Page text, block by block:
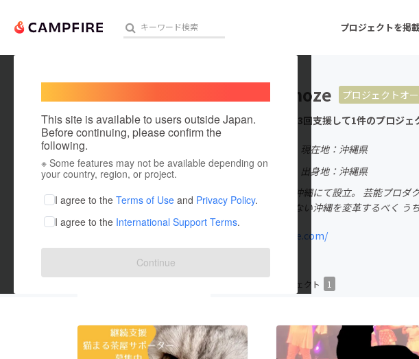
プロジェクトを掲
人気のプロジェクト 注目のリターン 注目の新
アート・写真 音楽
テクノロジー・ガジェット
ゲーム・サービス
映像・映画
ビジネス・起業
まちづくり・地域活性化
CAMPFIRE for
CAMPFIREふるさと
This site is available to users outside Japan.
Before continuing, please confirm the
following.
※ Some features may not be available depending on
your country, region, or project.
I agree to the Terms of Use and Privacy Policy.
I agree to the International Support Terms.
Continue
gekidanoze
プロジェクトオ
これまでに3回支援して1件のプロジェ
現在地：沖縄県
出身国：日本
出身地：沖縄県
１９９９年に沖縄にて設立。 芸能プロ
を見る習慣のない沖縄を変革するべく う
origin-oze.com/
プロジェクト 1